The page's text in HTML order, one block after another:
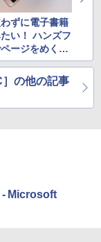
さしい 教科書:
でも安心 使い
コンテンツ作成
エンジニアのた
シリーズ
チャーエディ
ィスプレイ、明
ライト、12週間
し、メタリック
ーディスプレ
ック (2025年発
ずに電子書籍
い！ ハンズフ
ージをめくる
］の他の記事
Microsoft